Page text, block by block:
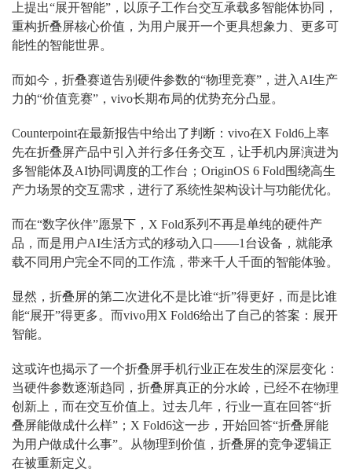
上提出“展开智能”，以原子工作台交互承载多智能体协同，
重构折叠屏核心价值，为用户展开一个更具想象力、更多可
能性的智能世界。
而如今，折叠赛道告别硬件参数的“物理竞赛”，进入AI生产
力的“价值竞赛”，vivo长期布局的优势充分凸显。
Counterpoint在最新报告中给出了判断：vivo在X Fold6上率
先在折叠屏产品中引入并行多任务交互，让手机内屏演进为
多智能体及AI协同调度的工作台；OriginOS 6 Fold围绕高生
产力场景的交互需求，进行了系统性架构设计与功能优化。
而在“数字伙伴”愿景下，X Fold系列不再是单纯的硬件产
品，而是用户AI生活方式的移动入口——1台设备，就能承
载不同用户完全不同的工作流，带来千人千面的智能体验。
显然，折叠屏的第二次进化不是比谁“折”得更好，而是比谁
能“展开”得更多。而vivo用X Fold6给出了自己的答案：展开
智能。
这或许也揭示了一个折叠屏手机行业正在发生的深层变化：
当硬件参数逐渐趋同，折叠屏真正的分水岭，已经不在物理
创新上，而在交互价值上。过去几年，行业一直在回答“折
叠屏能做成什么样”；X Fold6这一步，开始回答“折叠屏能
为用户做成什么事”。从物理到价值，折叠屏的竞争逻辑正
在被重新定义。